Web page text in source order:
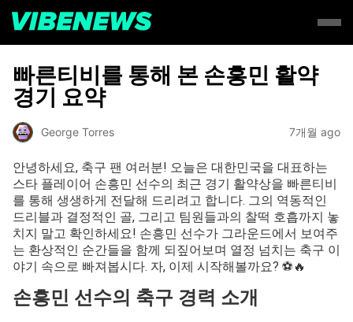
빠른티비를 통해 본 손흥민 활약
경기 요약
George Torres 7개월 ago
안녕하세요, 축구 팬 여러분! 오늘은 대한민국을 대표하는
스타 플레이어 손흥민 선수의 최근 경기 활약상을 빠른티비
를 통해 생생하게 전달해 드리려고 합니다. 그의 역동적인
드리블과 결정적인 골, 그리고 팀원들과의 찰떡 호흡까지 놓
치지 말고 확인하세요! 손흥민 선수가 그라운드에서 보여주
는 환상적인 순간들을 함께 되짚어보며 열정 넘치는 축구 이
야기 속으로 빠져봅시다. 자, 이제 시작해볼까요? ⚽️🔥
손흥민 선수의 축구 경력 소개